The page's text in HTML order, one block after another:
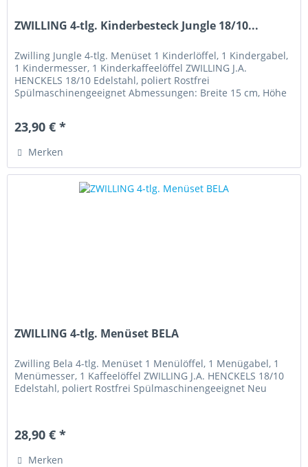
ZWILLING 4-tlg. Kinderbesteck Jungle 18/10...
Zwilling Jungle 4-tlg. Menüset 1 Kinderlöffel, 1 Kindergabel,
1 Kindermesser, 1 Kinderkaffeelöffel ZWILLING J.A.
HENCKELS 18/10 Edelstahl, poliert Rostfrei
Spülmaschinengeeignet Abmessungen: Breite 15 cm, Höhe
23,90 € *
Merken
ZWILLING 4-tlg. Menüset BELA
Zwilling Bela 4-tlg. Menüset 1 Menülöffel, 1 Menügabel, 1
Menümesser, 1 Kaffeelöffel ZWILLING J.A. HENCKELS 18/10
Edelstahl, poliert Rostfrei Spülmaschinengeeignet Neu
28,90 € *
Merken